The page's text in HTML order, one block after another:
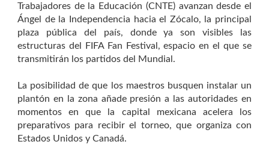
Trabajadores de la Educación (CNTE) avanzan desde el
Ángel de la Independencia hacia el Zócalo, la principal
plaza pública del país, donde ya son visibles las
estructuras del FIFA Fan Festival, espacio en el que se
transmitirán los partidos del Mundial.
La posibilidad de que los maestros busquen instalar un
plantón en la zona añade presión a las autoridades en
momentos en que la capital mexicana acelera los
preparativos para recibir el torneo, que organiza con
Estados Unidos y Canadá.